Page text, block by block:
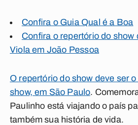
Confira o Guia Qual é a Boa
Confira o repertório do show
Viola em João Pessoa
O repertório do show deve ser
show, em São Paulo.
Paulinho está viajando o país
também sua história de vida.